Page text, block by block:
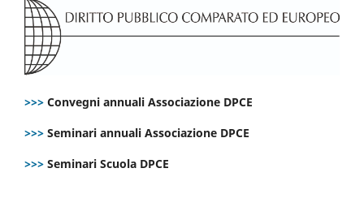
>>> Convegni annuali Associazione DPCE
>>> Seminari annuali Associazione DPCE
>>> Seminari Scuola DPCE